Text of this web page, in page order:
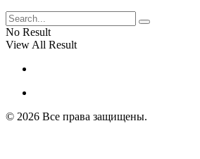
No Result
View All Result
© 2026 Все права защищены.